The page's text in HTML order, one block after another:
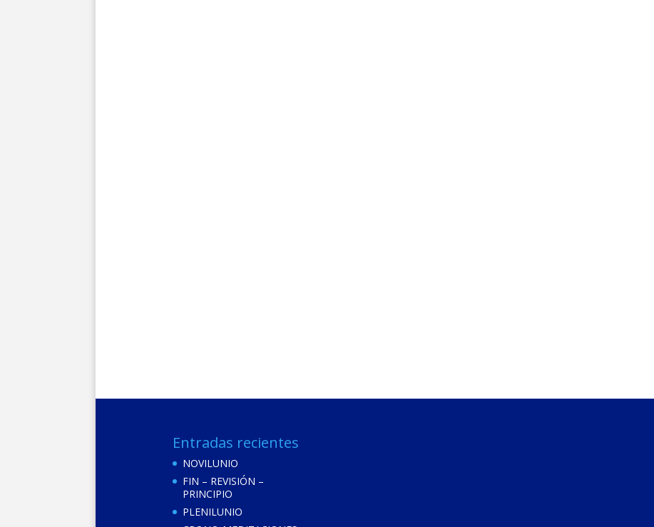
Entradas recientes
NOVILUNIO
FIN – REVISIÓN –
PRINCIPIO
PLENILUNIO